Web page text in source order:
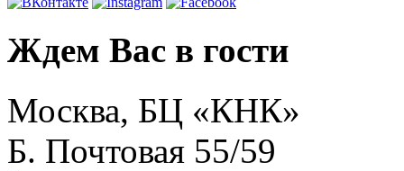
Ждем Вас в гости
Москва, БЦ «КНК»
Б. Почтовая 55/59